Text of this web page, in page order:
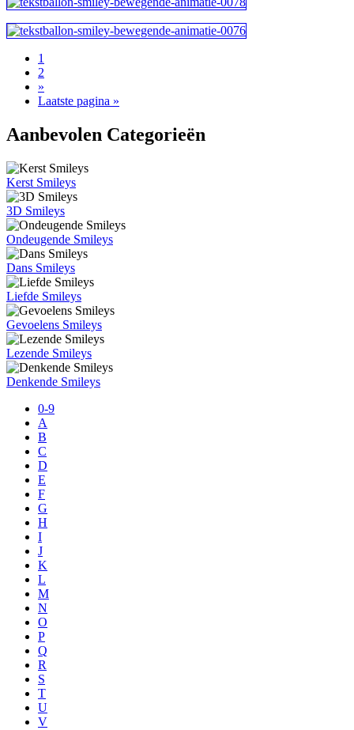
1
2
»
Laatste pagina »
Aanbevolen Categorieën
Kerst Smileys
3D Smileys
Ondeugende Smileys
Dans Smileys
Liefde Smileys
Gevoelens Smileys
Lezende Smileys
Denkende Smileys
0-9
A
B
C
D
E
F
G
H
I
J
K
L
M
N
O
P
Q
R
S
T
U
V